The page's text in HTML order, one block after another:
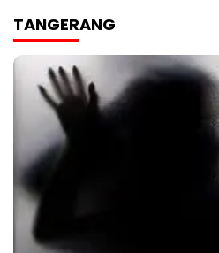
TANGERANG